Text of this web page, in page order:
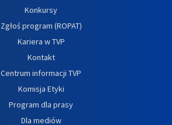
Konkursy
Zgłoś program (ROPAT)
Kariera w TVP
Kontakt
Centrum informacji TVP
Komisja Etyki
Program dla prasy
Dla mediów